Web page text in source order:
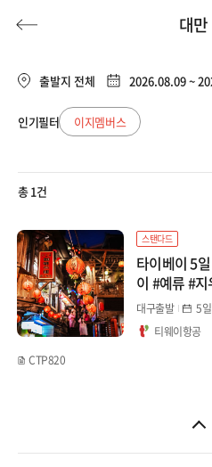
허니문 기획전/홈쇼핑 이벤트/혜택
허니문
대만
부산출발
대구출발
청주출발
큐슈
오사카
중국/몽골
출발지 전체 2026.08.09 ~
인기필터 이지멤버스
총 1건
스탠다드
타이베이 5
이 #예류 #
대구출발
5일
티웨이항공
CTP820